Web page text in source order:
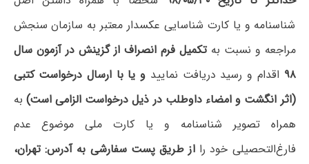
شناسنامه و یا کارت شناسایی عکسدار معتبر به سازمان سنجش
مراجعه و نسبت بهتکمیل فرم انصراف از گزینش در آزمون سال
۹۸ اقدام و رسید دریافت نمایید و یا با ارسال درخواست کتبی
(اثر انگشت و امضاء داوطلب در ذیل درخواست الزامی است) به
همراه تصویر شناسنامه و یا کارت ملی موضوع عدم
فارغ‌التحصیلی خود رااز طریق‌ پست سفارشی به آدرس: تهران،